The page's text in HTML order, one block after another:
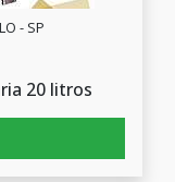
- SP
20 litros